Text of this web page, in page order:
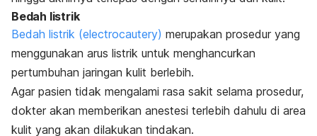
Bedah listrik
Bedah listrik (electrocautery) merupakan prosedur yang
menggunakan arus listrik untuk menghancurkan
pertumbuhan jaringan kulit berlebih.
Agar pasien tidak mengalami rasa sakit selama prosedur,
dokter akan memberikan anestesi terlebih dahulu di area
kulit yang akan dilakukan tindakan.